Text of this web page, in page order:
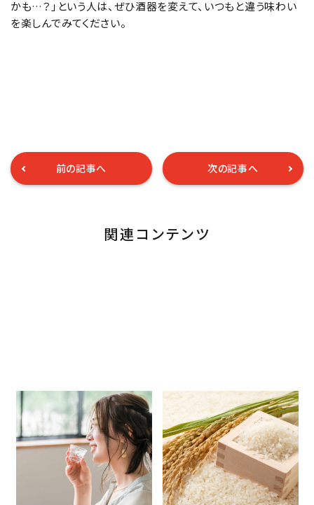
かも…？」という人は、ぜひ酒器を変えて、いつもと違う味わい
を楽しんでみてください。
前の記事へ 次の記事へ
関連コンテンツ
「日本酒＝太る」って本当？ほ
かのお酒との違いや、ダイエッ
ト中のおすすめレシピをご紹
2025.11.19
日本酒豆知識
簡単レシピ
日本酒用のお米は、普通のご飯
となにが違う？飯米との違い
や、有名な酒米の種類について
解説
2025.10.17
日本酒豆知識 店長ブログ